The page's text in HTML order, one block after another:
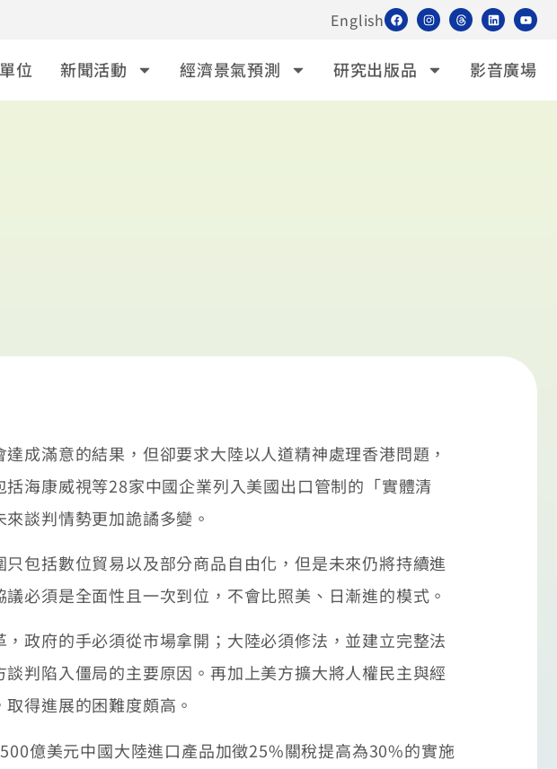
English
位 新聞活動 經濟景氣預測 研究出版品 影音廣場
滿意的結果，但卻要求大陸以人道精神處理香港問題，
海康威視等28家中國企業列入美國出口管制的「實體清
談判情勢更加詭譎多變。
括數位貿易以及部分商品自由化，但是未來仍將持續進
必須是全面性且一次到位，不會比照美、日漸進的模式。
府的手必須從市場拿開；大陸必須修法，並建立完整法
判陷入僵局的主要原因。再加上美方擴大將人權民主與經
得進展的困難度頗高。
億美元中國大陸進口產品加徵25%關稅提高為30%的實施